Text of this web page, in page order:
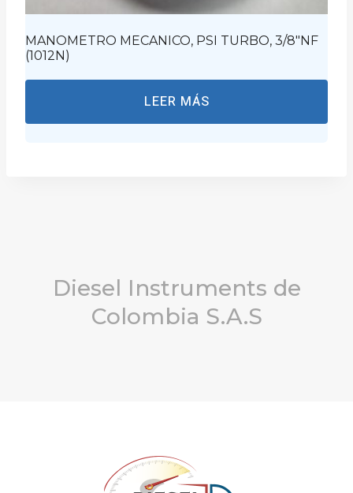
MANOMETRO MECANICO, PSI TURBO, 3/8″NF
(1012N)
LEER MÁS
Diesel Instruments de
Colombia S.A.S